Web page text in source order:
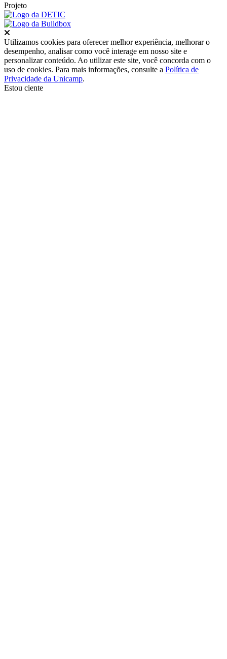
Projeto
Utilizamos cookies para oferecer melhor experiência, melhorar o
desempenho, analisar como você interage em nosso site e
personalizar conteúdo. Ao utilizar este site, você concorda com o
uso de cookies. Para mais informações, consulte a Política de
Privacidade da Unicamp.
Estou ciente